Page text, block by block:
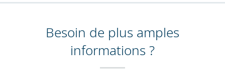
Besoin de plus amples
informations ?